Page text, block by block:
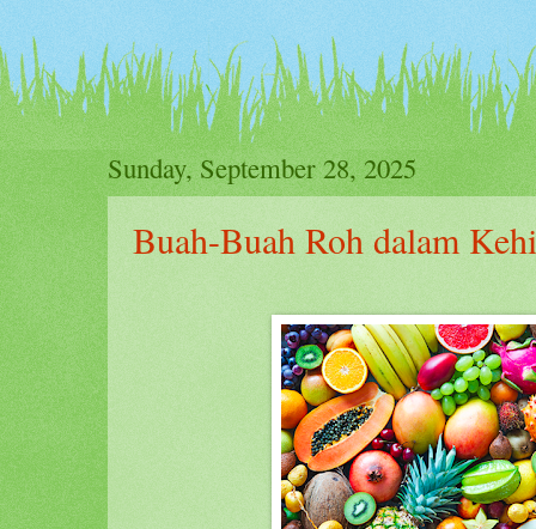
Sunday, September 28, 2025
Buah-Buah Roh dalam